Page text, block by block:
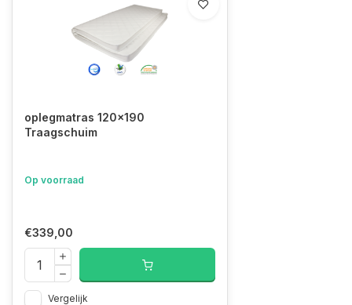
oplegmatras 120x190
Traagschuim
Op voorraad
€339,00
Vergelijk